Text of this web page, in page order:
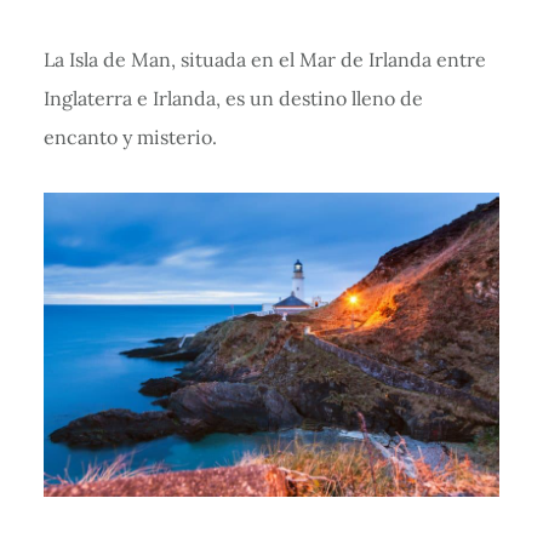
La Isla de Man, situada en el Mar de Irlanda entre
Inglaterra e Irlanda, es un destino lleno de
encanto y misterio.